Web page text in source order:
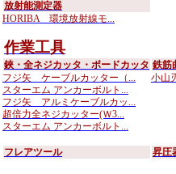
放射能測定器
HORIBA 環境放射線モ...
作業工具
鋏・全ネジカッタ・ボードカッタ
フジ矢 ケーブルカッター（...
スターエム アンカーボルト...
フジ矢 アルミケーブルカッ...
超倍力全ネジカッター(Ｗ3...
スターエム アンカーボルト...
鉄筋
小山
フレアツール 昇圧